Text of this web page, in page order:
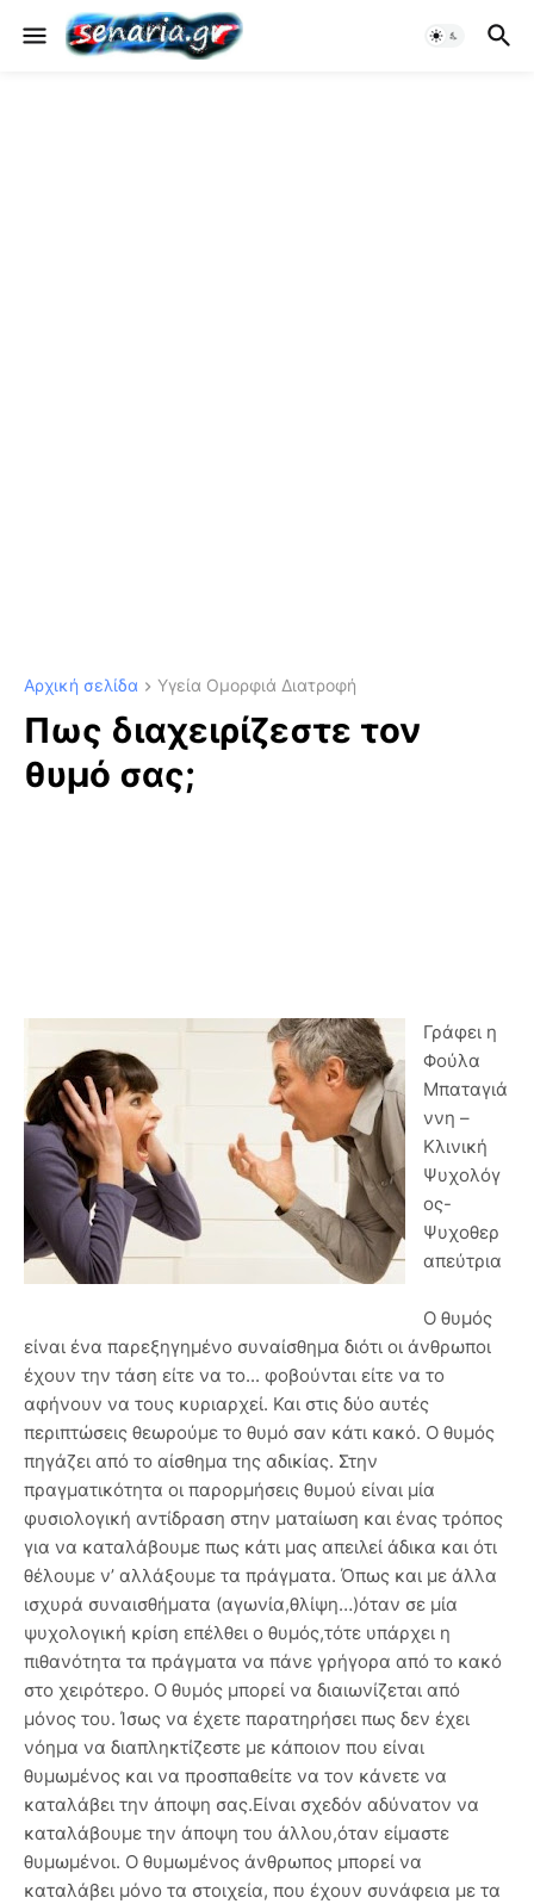
Αρχική σελίδα Υγεία Ομορφιά Διατροφή
Πως διαχειρίζεστε τον
θυμό σας;
Γράφει η
Φούλα
Μπαταγιά
ννη –
Κλινική
Ψυχολόγ
ος-
Ψυχοθερ
απεύτρια
Ο θυμός
είναι ένα παρεξηγημένο συναίσθημα διότι οι άνθρωποι
έχουν την τάση είτε να το... φοβούνται είτε να το
αφήνουν να τους κυριαρχεί. Και στις δύο αυτές
περιπτώσεις θεωρούμε το θυμό σαν κάτι κακό. Ο θυμός
πηγάζει από το αίσθημα της αδικίας. Στην
πραγματικότητα οι παρορμήσεις θυμού είναι μία
φυσιολογική αντίδραση στην ματαίωση και ένας τρόπος
για να καταλάβουμε πως κάτι μας απειλεί άδικα και ότι
θέλουμε ν’ αλλάξουμε τα πράγματα. Όπως και με άλλα
ισχυρά συναισθήματα (αγωνία,θλίψη…)όταν σε μία
ψυχολογική κρίση επέλθει ο θυμός,τότε υπάρχει η
πιθανότητα τα πράγματα να πάνε γρήγορα από το κακό
στο χειρότερο. Ο θυμός μπορεί να διαιωνίζεται από
μόνος του. Ίσως να έχετε παρατηρήσει πως δεν έχει
νόημα να διαπληκτίζεστε με κάποιον που είναι
θυμωμένος και να προσπαθείτε να τον κάνετε να
καταλάβει την άποψη σας.Είναι σχεδόν αδύνατον να
καταλάβουμε την άποψη του άλλου,όταν είμαστε
θυμωμένοι. Ο θυμωμένος άνθρωπος μπορεί να
καταλάβει μόνο τα στοιχεία, που έχουν συνάφεια με τα